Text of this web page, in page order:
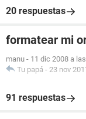
20 respuestas
formatear mi
manu - 11 dic 2008 a
Tu papá - 23 nov
91 respuestas